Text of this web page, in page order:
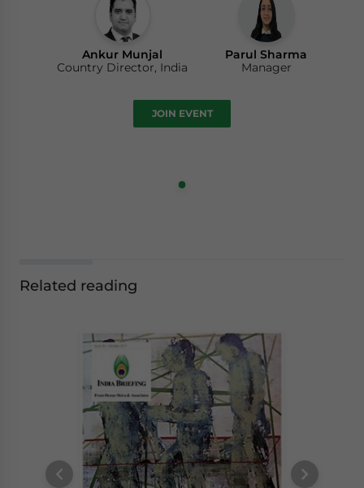
Ankur Munjal
Country Director, India
Parul Sharma
Manager
JOIN EVENT
Related reading